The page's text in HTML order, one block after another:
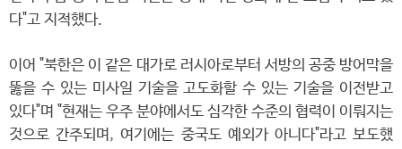
다"고 지적했다.
이어 "북한은 이 같은 대가로 러시아로부터 서방의 공중 방어막을
뚫을 수 있는 미사일 기술을 고도화할 수 있는 기술을 이전받고
있다"며 "현재는 우주 분야에서도 심각한 수준의 협력이 이뤄지는
것으로 간주되며, 여기에는 중국도 예외가 아니다"라고 보도했